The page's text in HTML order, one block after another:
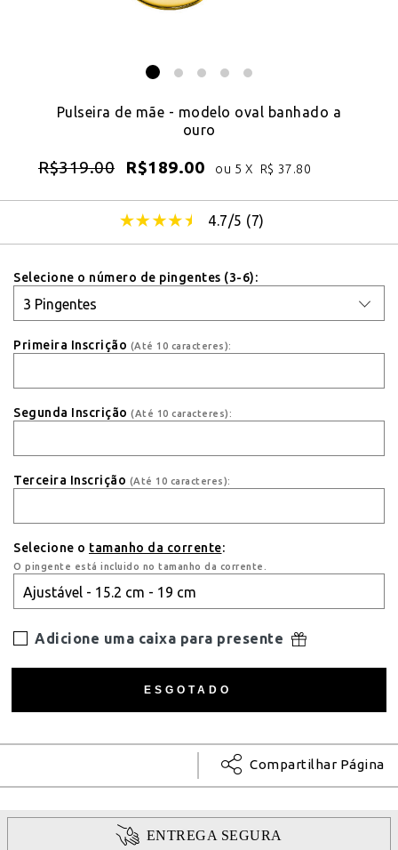
Pulseira de mãe - modelo oval banhado a
ouro
R$319.00 R$189.00 ou 5 X R$ 37.80
4.7/5 (7)
Selecione o número de pingentes (3-6):
Primeira Inscrição (Até 10 caracteres):
Segunda Inscrição (Até 10 caracteres):
Terceira Inscrição (Até 10 caracteres):
Selecione o tamanho da corrente:
O pingente está incluido no tamanho da corrente.
Adicione uma caixa para presente
Compartilhar Página
ENTREGA SEGURA